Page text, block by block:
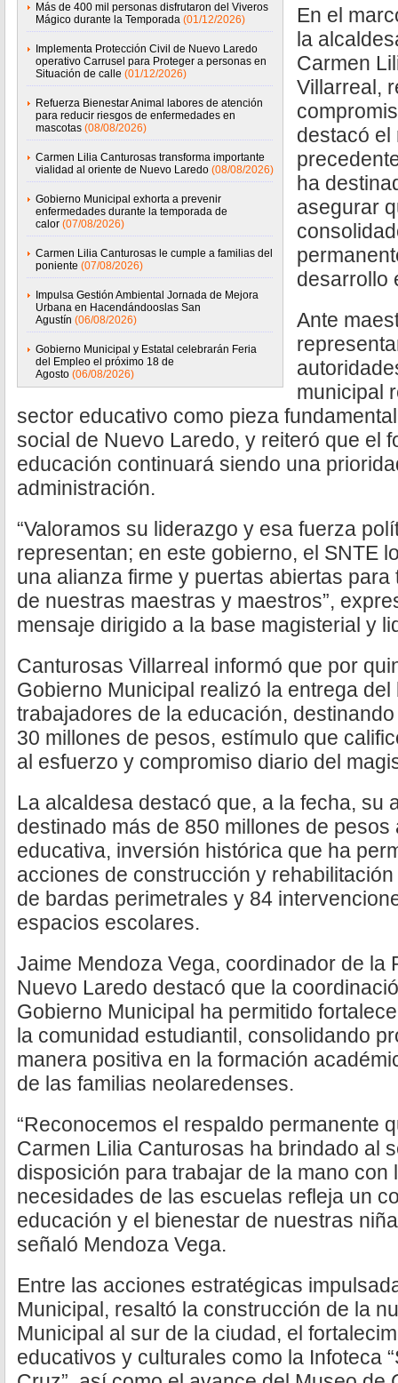
Más de 400 mil personas disfrutaron del Viveros
Mágico durante la Temporada (01/12/2026)
Implementa Protección Civil de Nuevo Laredo
operativo Carrusel para Proteger a personas en
Situación de calle (01/12/2026)
Refuerza Bienestar Animal labores de atención
para reducir riesgos de enfermedades en
mascotas (08/08/2026)
Carmen Lilia Canturosas transforma importante
vialidad al oriente de Nuevo Laredo (08/08/2026)
Gobierno Municipal exhorta a prevenir
enfermedades durante la temporada de
calor (07/08/2026)
Carmen Lilia Canturosas le cumple a familias del
poniente (07/08/2026)
Impulsa Gestión Ambiental Jornada de Mejora
Urbana en Hacendándooslas San
Agustín (06/08/2026)
Gobierno Municipal y Estatal celebrarán Feria
del Empleo el próximo 18 de
Agosto (06/08/2026)
En el
la
Carmen
Villarreal,
destacó el
ha
asegurar
desarrollo
Ante
municipal
sector educativo como pieza
social de Nuevo Laredo, y reiteró que el
educación continuará siendo una
administración.
“Valoramos su liderazgo y esa fuerza
representan; en este gobierno, el SNTE
una alianza firme y puertas abiertas
de nuestras maestras y maestros”,
mensaje dirigido a la base magisterial y
Canturosas Villarreal informó que por
Gobierno Municipal realizó la entrega
trabajadores de la educación,
30 millones de pesos, estímulo que
al esfuerzo y compromiso diario del
La alcaldesa destacó que, a la fecha, su
destinado más de 850 millones de pesos
educativa, inversión histórica que ha
acciones de construcción y
de bardas perimetrales y 84
espacios escolares.
Jaime Mendoza Vega, coordinador de la
Nuevo Laredo destacó que la
Gobierno Municipal ha permitido
la comunidad estudiantil, consolidando
manera positiva en la formación
de las familias neolaredenses.
“Reconocemos el respaldo permanente
Carmen Lilia Canturosas ha brindado al
disposición para trabajar de la mano
necesidades de las escuelas refleja un
educación y el bienestar de nuestras
señaló Mendoza Vega.
Entre las acciones estratégicas
Municipal, resaltó la construcción de la
Municipal al sur de la ciudad, el
educativos y culturales como la Infoteca